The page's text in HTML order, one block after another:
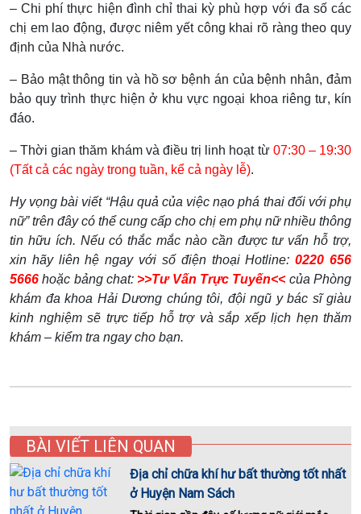
– Chi phí thực hiện đình chỉ thai kỳ phù hợp với đa số các
chị em lao động, được niêm yết công khai rõ ràng theo quy
định của Nhà nước.
– Bảo mật thông tin và hồ sơ bệnh án của bệnh nhân, đảm
bảo quy trình thực hiện ở khu vực ngoại khoa riêng tư, kín
đáo.
– Thời gian thăm khám và điều trị linh hoạt từ 07:30 – 19:30
(Tất cả các ngày trong tuần, kể cả ngày lễ).
Hy vọng bài viết “Hậu quả của việc nạo phá thai đối với phụ
nữ” trên đây có thể cung cấp cho chị em phụ nữ nhiều thông
tin hữu ích. Nếu có thắc mắc nào cần được tư vấn hỗ trợ,
xin hãy liên hệ ngay với số điện thoại Hotline:0220 656
5666 hoặc bảng chat: >>Tư Vấn Trực Tuyến<< của Phòng
khám đa khoa Hải Dương chúng tôi, đội ngũ y bác sĩ giàu
kinh nghiệm sẽ trực tiếp hỗ trợ và sắp xếp lịch hẹn thăm
khám – kiểm tra ngay cho bạn.
BÀI VIẾT LIÊN QUAN
Địa chỉ chữa khí hư bất thường tốt nhất
ở Huyện Nam Sách